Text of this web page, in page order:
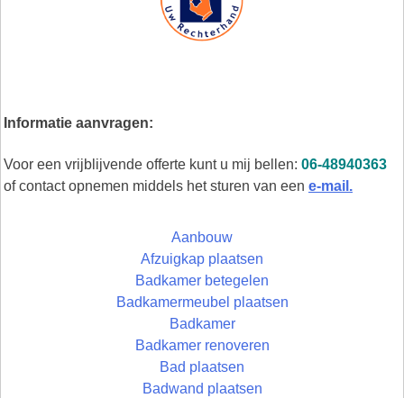
Informatie aanvragen:
Voor een vrijblijvende offerte kunt u mij bellen: 06-48940363
of contact opnemen middels het sturen van een e-mail.
Aanbouw
Afzuigkap plaatsen
Badkamer betegelen
Badkamermeubel plaatsen
Badkamer
Badkamer renoveren
Bad plaatsen
Badwand plaatsen